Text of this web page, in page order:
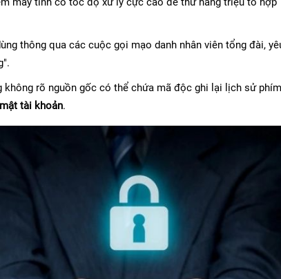
thông qua các cuộc gọi mạo danh nhân viên tổng đài,
không rõ nguồn gốc có thể chứa mã độc ghi lại lịch sử phím
tài khoản.